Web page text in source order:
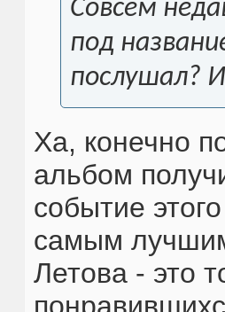
Совсем
под
послушал?
Ха, конечно
альбом
событие
самым
Летова - это